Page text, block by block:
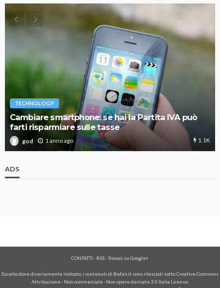
TECHNOLOGY
Cambiare smartphone: se hai la Partita IVA può
farti risparmiare sulle tasse
god 1 anno ago 1.1K
ADS
CONTATTI - RSS-Trovaci su Google+
Eccetto dove diversamente indicato, i contenuti di Befan.it sono rilasciati sotto Creative Commons
Attribuzione - Non commerciale - Non opere derivate 3.0 Italia License.